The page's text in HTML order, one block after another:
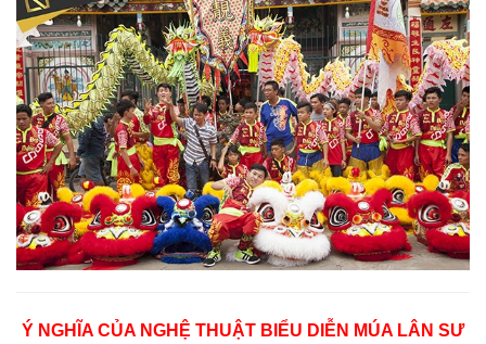
Ý NGHĨA CỦA NGHỆ THUẬT BIỂU DIỄN MÚA LÂN SƯ